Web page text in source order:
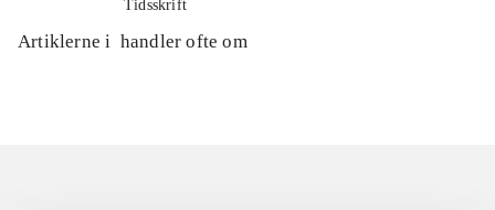
Tidsskrift
Artiklerne i handler ofte om